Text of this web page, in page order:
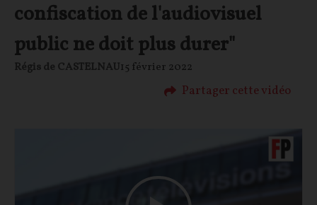
confiscation de l'audiovisuel
public ne doit plus durer"
Régis de CASTELNAU15 février 2022
Partager cette vidéo